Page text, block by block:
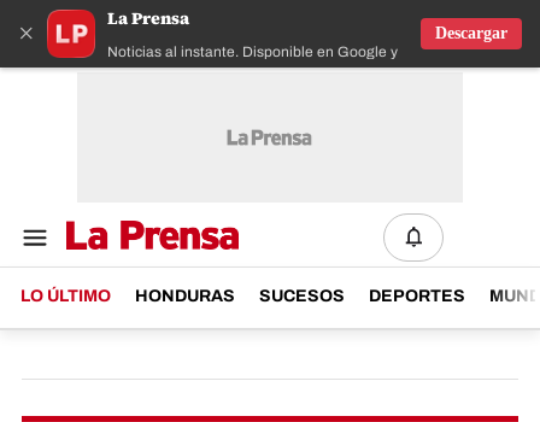
×
La Prensa
Noticias al instante. Disponible en Google y IOS
Descargar
LO ÚLTIMO HONDURAS SUCESOS DEPORTES